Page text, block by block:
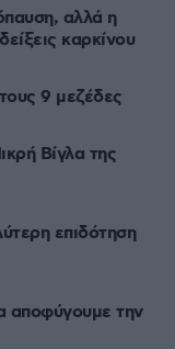
αλλά η
καρκίνου
9 μεζέδες
Βίγλα της
επιδότηση
αποφύγουμε την